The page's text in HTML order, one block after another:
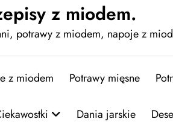
z miodem.
potrawy z miodem, napoje z
z miodem Potrawy mięsne
Dania jarskie